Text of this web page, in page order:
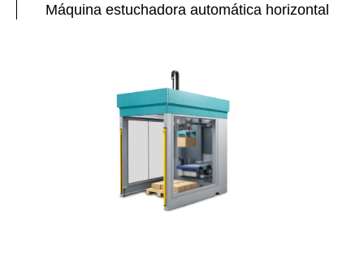
Máquina estuchadora automática horizontal